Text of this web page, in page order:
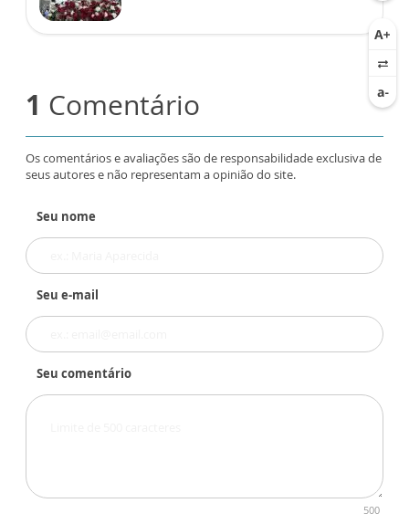
1 Comentário
Os comentários e avaliações são de responsabilidade exclusiva de
seus autores e não representam a opinião do site.
Seu nome
Seu e-mail
Seu comentário
500